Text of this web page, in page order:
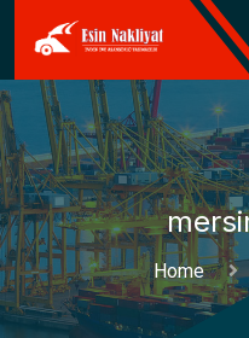
Home